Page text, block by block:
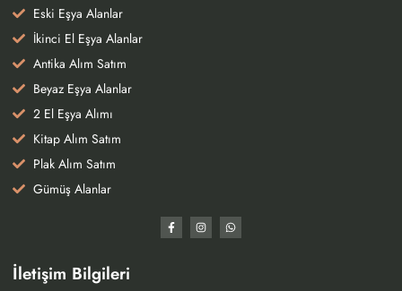
Eski Eşya Alanlar
İkinci El Eşya Alanlar
Antika Alım Satım
Beyaz Eşya Alanlar
2 El Eşya Alımı
Kitap Alım Satım
Plak Alım Satım
Gümüş Alanlar
İletişim Bilgileri